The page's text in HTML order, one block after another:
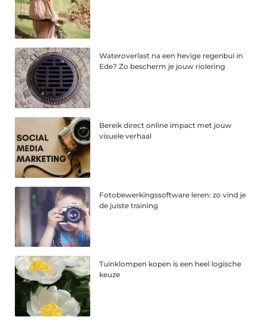
Wateroverlast na een hevige regenbui in
Ede? Zo bescherm je jouw riolering
Bereik direct online impact met jouw
visuele verhaal
Fotobewerkingssoftware leren: zo vind je
de juiste training
Tuinklompen kopen is een heel logische
keuze